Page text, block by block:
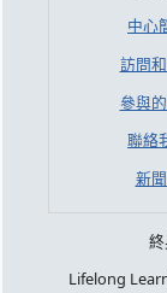
中心
訪問
參與
聯絡
新
Lifelong